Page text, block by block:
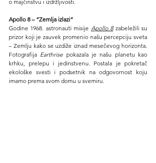
o majčinstvu i izdržljivosti.
Apollo 8 – “Zemlja izlazi”
Godine 1968. astronauti misije Apollo 8 zabeležili su
prizor koji je zauvek promenio našu percepciju sveta
– Zemlju kako se uzdiže iznad mesečevog horizonta.
Fotografija Earthrise pokazala je našu planetu kao
krhku, prelepu i jedinstvenu. Postala je pokretač
ekološke svesti i podsetnik na odgovornost koju
imamo prema svom domu u svemiru.